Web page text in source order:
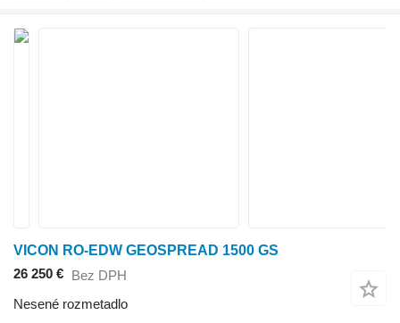
VICON RO-EDW GEOSPREAD 1500 GS
26 250 € Bez DPH
Nesené rozmetadlo